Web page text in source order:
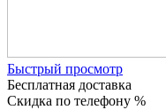
Быстрый просмотр
Бесплатная доставка
Скидка по телефону %